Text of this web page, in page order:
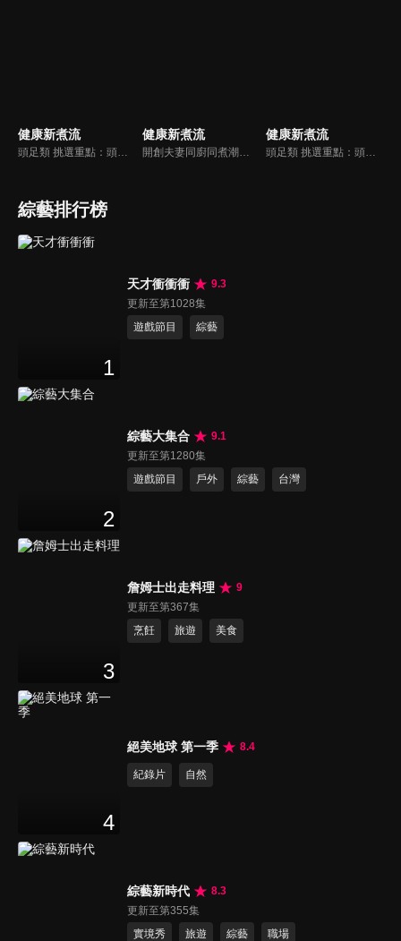
健康新煮流
頭足類 挑選重點：頭足類利用清洗時去除內臟可以降低膽固醇的攝取。挑選雙眼清澈明亮，眼球稍微凸出，肉質結實有彈性為佳。身體具透明感，觸腕或是吸盤一碰到活體就會吸附住便是新鮮的。
健康新煮流
開創夫妻同廚同煮潮流的KC夫婦，繼《健康醫食代》後，走出攝影棚，帶大家全台走透透，發掘上帝賞賜的美味食材，內容融合新加坡南洋風和客家純樸味，加上台灣獨特的閩南風情，互相激盪交織出的火花，打造出獨一無二的美食節目。
健康新煮流
頭足類 挑選重點：頭足類利用清洗時去除內臟可以降低膽固醇的攝取。挑選雙眼清澈明亮，眼球稍微凸出，肉質結實有彈性為佳。身體具透明感，觸腕或是吸盤一碰到活體就會吸附住便是新鮮的。
綜藝排行榜
1
天才衝衝衝
9.3
更新至第1028集
遊戲節目
綜藝
2
綜藝大集合
9.1
更新至第1280集
遊戲節目
戶外 綜藝 台灣
3
詹姆士出走料理
9
更新至第367集
烹飪
旅遊 美食
4
絕美地球 第一季 8.4
紀錄片 自然
綜藝新時代
8.3
更新至第355集
實境秀
旅遊 綜藝 職場